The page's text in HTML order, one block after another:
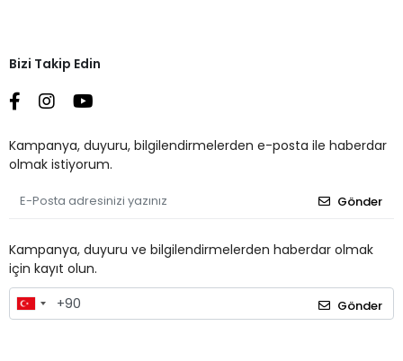
Bizi Takip Edin
Kampanya, duyuru, bilgilendirmelerden e-posta ile haberdar
olmak istiyorum.
Gönder
Kampanya, duyuru ve bilgilendirmelerden haberdar olmak
için kayıt olun.
Gönder